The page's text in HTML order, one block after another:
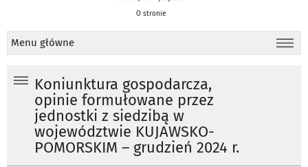
O stronie
Menu główne
Koniunktura gospodarcza,
opinie formułowane przez
jednostki z siedzibą w
województwie KUJAWSKO-
POMORSKIM – grudzień 2024 r.